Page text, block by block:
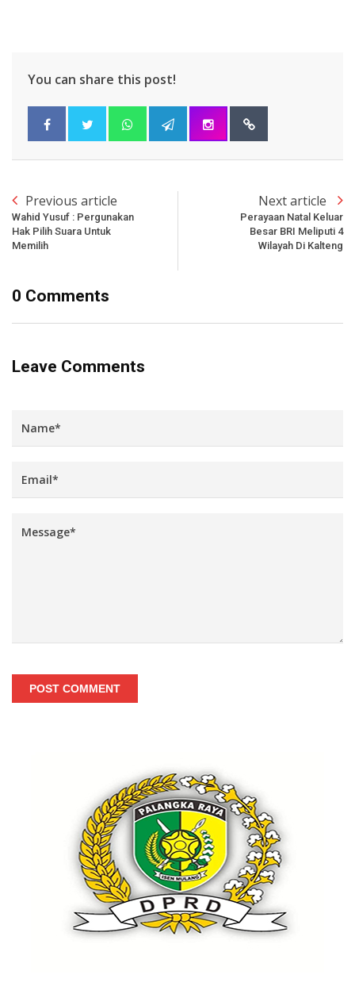
You can share this post!
Previous article
Wahid Yusuf : Pergunakan
Hak Pilih Suara Untuk
Memilih
Next article
Perayaan Natal Keluar
Besar BRI Meliputi 4
Wilayah Di Kalteng
0 Comments
Leave Comments
POST COMMENT